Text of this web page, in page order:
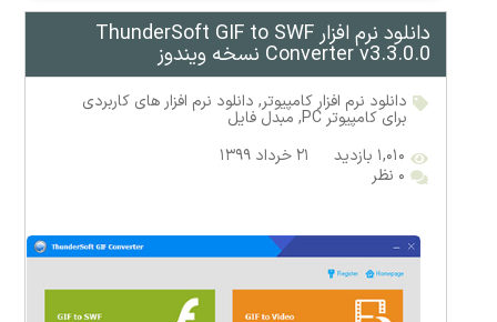
دانلود نرم افزار ThunderSoft GIF to SWF
Converter v3.3.0.0 نسخه ویندوز
دانلود نرم افزار کامپیوتر, دانلود نرم افزار های کاربردی
برای کامپیوتر PC , مبدل فایل
۱,۰۱۰ بازدید
۲۱ خرداد ۱۳۹۹
۰ نظر